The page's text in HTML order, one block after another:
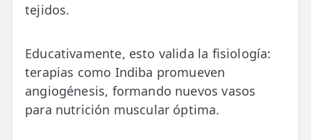
tejidos.
Educativamente, esto valida la fisiología:
terapias como Indiba promueven
angiogénesis, formando nuevos vasos
para nutrición muscular óptima.